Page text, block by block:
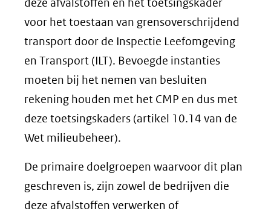
deze afvalstoffen en het toetsingskader
voor het toestaan van grensoverschrijdend
transport door de Inspectie Leefomgeving
en Transport (ILT). Bevoegde instanties
moeten bij het nemen van besluiten
rekening houden met het CMP en dus met
deze toetsingskaders (artikel 10.14 van de
Wet milieubeheer).
De primaire doelgroepen waarvoor dit plan
geschreven is, zijn zowel de bedrijven die
deze afvalstoffen verwerken of